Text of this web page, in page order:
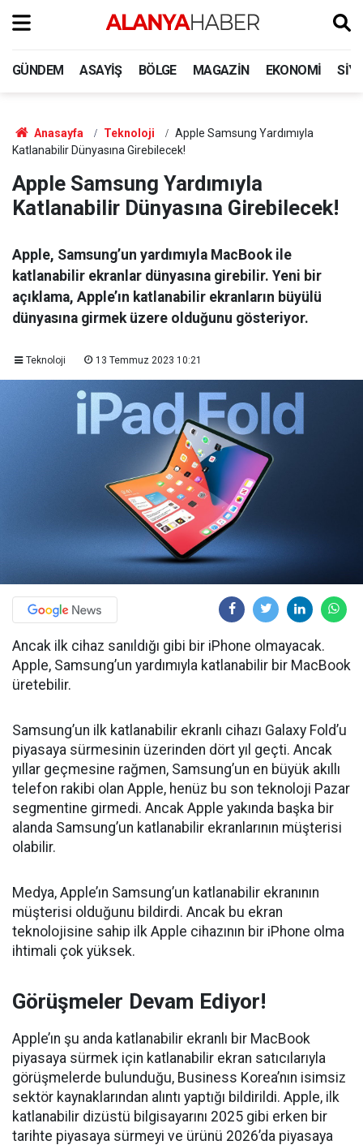
GÜNDEM ASAYIŞ BÖLGE MAGAZIN EKONOMI
Anasayfa Teknoloji
Apple Samsung Yardımıyla
Katlanabilir Dünyasına Girebilecek!
Apple Samsung Yardımıyla
Katlanabilir Dünyasına Girebilecek!
Apple, Samsung’un yardımıyla MacBook ile
katlanabilir ekranlar dünyasına girebilir. Yeni bir
açıklama, Apple’ın katlanabilir ekranların büyülü
dünyasına girmek üzere olduğunu gösteriyor.
Teknoloji 13 Temmuz 2023 10:21
Ancak ilk cihaz sanıldığı gibi bir iPhone olmayacak.
Apple, Samsung’un yardımıyla katlanabilir bir MacBook
üretebilir.
Samsung’un ilk katlanabilir ekranlı cihazı Galaxy Fold’u
piyasaya sürmesinin üzerinden dört yıl geçti. Ancak
yıllar geçmesine rağmen, Samsung’un en büyük akıllı
telefon rakibi olan Apple, henüz bu son teknoloji Pazar
segmentine girmedi. Ancak Apple yakında başka bir
alanda Samsung’un katlanabilir ekranlarının müşterisi
olabilir.
Medya, Apple’ın Samsung’un katlanabilir ekranının
müşterisi olduğunu bildirdi. Ancak bu ekran
teknolojisine sahip ilk Apple cihazının bir iPhone olma
ihtimali çok yüksek.
Görüşmeler Devam Ediyor!
Apple’ın şu anda katlanabilir ekranlı bir MacBook
piyasaya sürmek için katlanabilir ekran satıcılarıyla
görüşmelerde bulunduğu, Business Korea’nın isimsiz
sektör kaynaklarından alıntı yaptığı bildirildi. Apple, ilk
katlanabilir dizüstü bilgisayarını 2025 gibi erken bir
tarihte piyasaya sürmeyi ve ürünü 2026’da piyasaya